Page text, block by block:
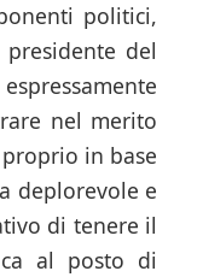
politici,
del
nel merito
in base
deplorevole e
di tenere il
al posto di